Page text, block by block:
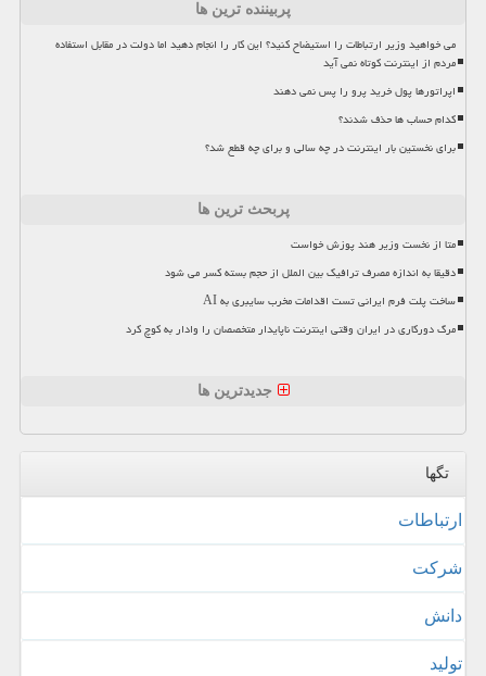
پربیننده ترین ها
می خواهید وزیر ارتباطات را استیضاح کنید؟ این کار را انجام دهید اما دولت در مقابل استفاده
مردم از اینترنت کوتاه نمی آید
اپراتورها پول خرید پرو را پس نمی دهند
کدام حساب ها حذف شدند؟
برای نخستین بار اینترنت در چه سالی و برای چه قطع شد؟
پربحث ترین ها
متا از نخست وزیر هند پوزش خواست
دقیقا به اندازه مصرف ترافیک بین الملل از حجم بسته کسر می شود
ساخت پلت فرم ایرانی تست اقدامات مخرب سایبری به AI
مرگ دورکاری در ایران وقتی اینترنت ناپایدار متخصصان را وادار به کوچ کرد
جدیدترین ها
تگها
ارتباطات
شركت
دانش
تولید